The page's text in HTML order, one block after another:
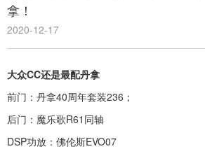
拿！
2020-12-17
大众CC还是最配丹拿
前门：丹拿40周年套装236；
后门：魔乐歌R61同轴
DSP功放：佛伦斯EVO07